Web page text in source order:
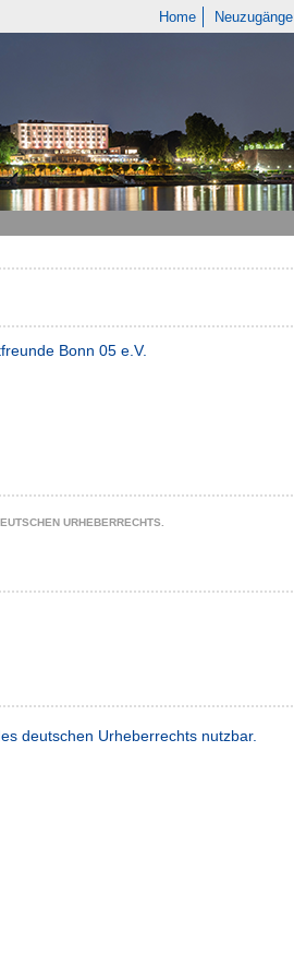
Home Neuzugänge
Bonn 05 e.V.
URHEBERRECHTS.
deutschen Urheberrechts nutzbar.